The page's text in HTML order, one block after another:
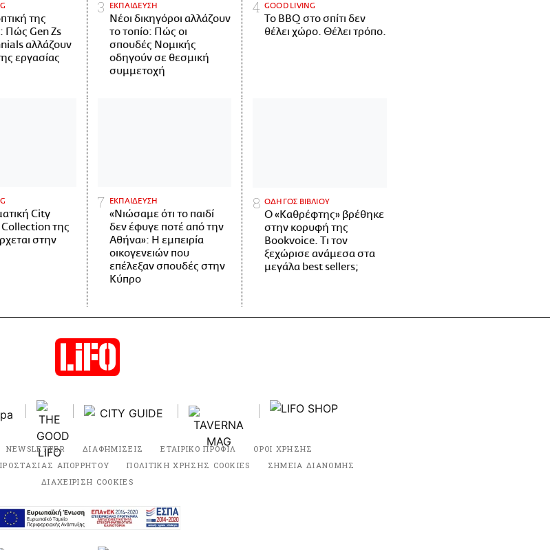
της
Πώς Gen Zs
αλλάζουν
εργασίας
ΕΚΠΑΙΔΕΥΣΗ
Νέοι δικηγόροι αλλάζουν
το τοπίο: Πώς οι
σπουδές Νομικής
οδηγούν σε θεσμική
συμμετοχή
GOOD LIVING
Το BBQ στο σπίτι δεν
θέλει χώρο. Θέλει τρόπο.
City
Collection της
στην
ΕΚΠΑΙΔΕΥΣΗ
«Νιώσαμε ότι το παιδί
δεν έφυγε ποτέ από την
Αθήνα»: Η εμπειρία
οικογενειών που
επέλεξαν σπουδές στην
Κύπρο
ΟΔΗΓΟΣ ΒΙΒΛΙΟΥ
Ο «Καθρέφτης» βρέθηκε
στην κορυφή της
Bookvoice. Τι τον
ξεχώρισε ανάμεσα στα
μεγάλα best sellers;
NEWSLETTER ΔΙΑΦΗΜΙΣΕΙΣ ΕΤΑΙΡΙΚΟ ΠΡΟΦΙΛ
ΟΡΟΙ ΧΡΗΣΗΣ
ΑΠΟΡΡΗΤΟΥ
ΠΟΛΙΤΙΚΗ ΧΡΗΣΗΣ COOKIES
ΣΗΜΕΙΑ ΔΙΑΝΟΜΗΣ
ΔΙΑΧΕΙΡΙΣΗ COOKIES